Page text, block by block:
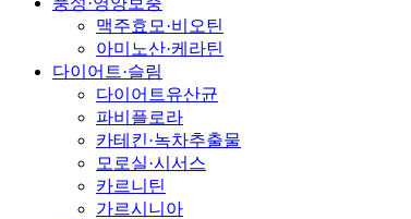
맥주효모·비오틴
아미노산·케라틴
다이어트·슬림
다이어트유산균
파비플로라
카테킨·녹차추출물
모로실·시서스
카르니틴
가르시니아